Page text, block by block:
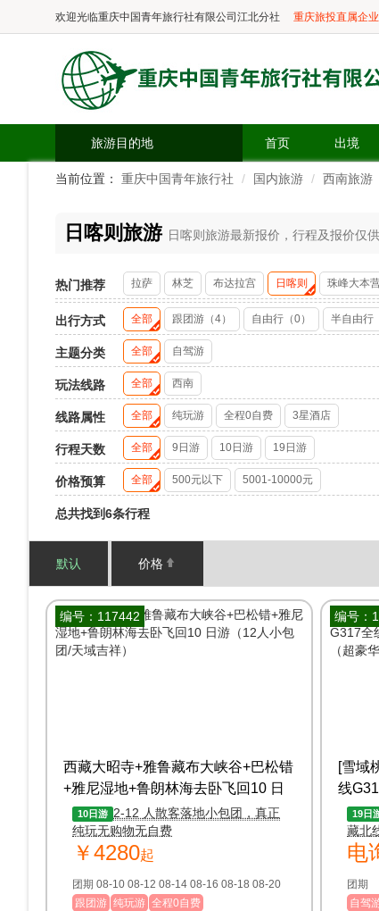
欢迎光临重庆中国青年旅行社有限公司江北分社 重庆旅投直属企业
旅游目的地 首页 出境
当前位置： 重庆中国青年旅行社 国内旅游 西南旅游
日喀则旅游 日喀则旅游最新报价，行程及报价仅
热门推荐 拉萨 林芝 布达拉宫 日喀则 珠峰大本
出行方式 全部 跟团游（4） 自由行（0） 半自由行
主题分类 全部 自驾游
玩法线路 全部 西南
线路属性 全部 纯玩游 全程0自费 3星酒店
行程天数 全部 9日游 10日游 19日游
价格预算 全部 500元以下 5001-10000元
总共找到6条行程
默认 价格
编号：117442
西藏大昭寺+雅鲁藏布大峡谷+巴松错
+雅尼湿地+鲁朗林海去卧飞回10 日
游（12人小包团/天域吉祥）
10日游 2-12 人散客落地小包团，真正
纯玩无购物无自费
￥4280起
团期 08-10 08-12 08-14 08-16 08-18 08-20
跟团游 纯玩游 全程0自费
编号：
[雪域
线
日自
19日
藏北
赏最
电
团期
自驾